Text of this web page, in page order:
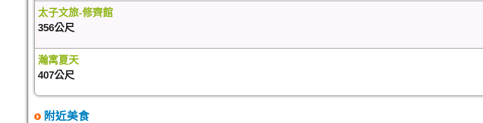
太子文旅-修齊館
356公尺
瀚寓夏天
407公尺
附近美食